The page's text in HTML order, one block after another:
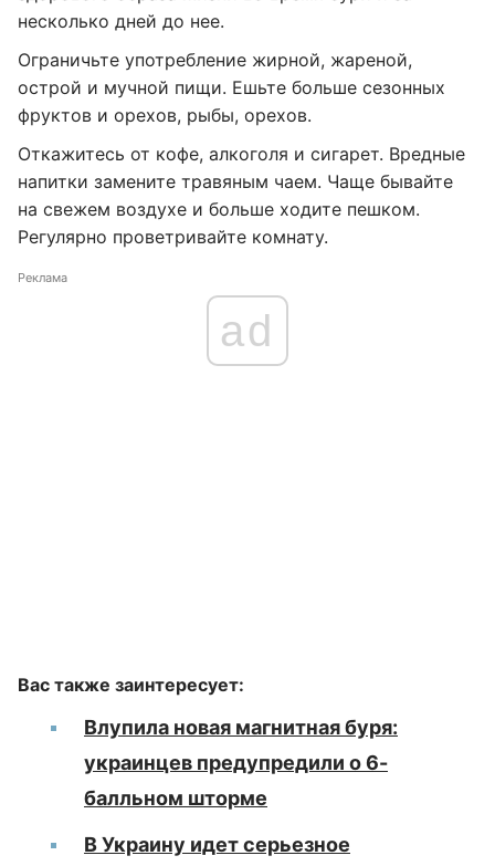
несколько дней до нее.
Ограничьте употребление жирной, жареной,
острой и мучной пищи. Ешьте больше сезонных
фруктов и орехов, рыбы, орехов.
Откажитесь от кофе, алкоголя и сигарет. Вредные
напитки замените травяным чаем. Чаще бывайте
на свежем воздухе и больше ходите пешком.
Регулярно проветривайте комнату.
Реклама
ad
Вас также заинтересует:
Влупила новая магнитная буря:
украинцев предупредили о 6-
балльном шторме
В Украину идет серьезное